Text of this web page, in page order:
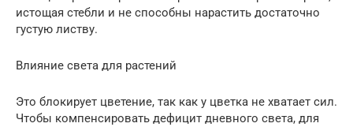
истощая стебли и не способны нарастить достаточно
густую листву.
Влияние света для растений
Это блокирует цветение, так как у цветка не хватает сил.
Чтобы компенсировать дефицит дневного света, для